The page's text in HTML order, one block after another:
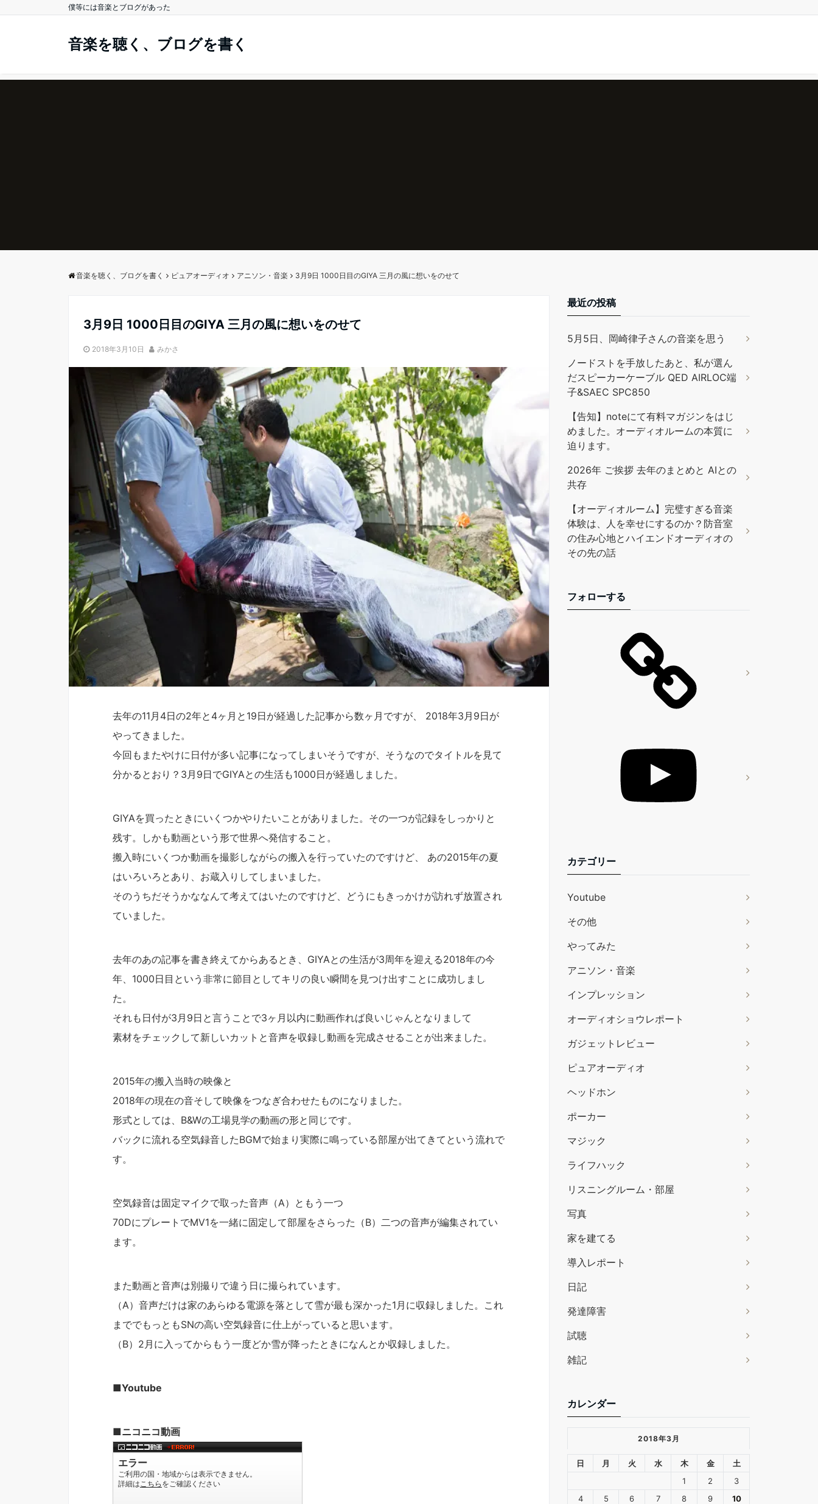
僕等には音楽とブログがあった
音楽を聴く、ブログを書く
音楽を聴く、ブログを書く ピュアオーディオ アニソン・音楽 3月9日 1000日目のGIYA 三月の風に想いをのせて
3月9日 1000日目のGIYA 三月の風に想いをのせて
2018年3月10日 みかさ
去年の11月4日の2年と4ヶ月と19日が経過した記事から数ヶ月ですが、 2018年3月9日が
やってきました。
今回もまたやけに日付が多い記事になってしまいそうですが、そうなのでタイトルを見て
分かるとおり？3月9日でGIYAとの生活も1000日が経過しました。
GIYAを買ったときにいくつかやりたいことがありました。その一つが記録をしっかりと
残す。しかも動画という形で世界へ発信すること。
搬入時にいくつか動画を撮影しながらの搬入を行っていたのですけど、 あの2015年の夏
はいろいろとあり、お蔵入りしてしまいました。
そのうちだそうかななんて考えてはいたのですけど、どうにもきっかけが訪れず放置され
ていました。
去年のあの記事を書き終えてからあるとき、GIYAとの生活が3周年を迎える2018年の今
年、1000日目という非常に節目としてキリの良い瞬間を見つけ出すことに成功しまし
た。
それも日付が3月9日と言うことで3ヶ月以内に動画作れば良いじゃんとなりまして
素材をチェックして新しいカットと音声を収録し動画を完成させることが出来ました。
2015年の搬入当時の映像と
2018年の現在の音そして映像をつなぎ合わせたものになりました。
形式としては、B&Wの工場見学の動画の形と同じです。
バックに流れる空気録音したBGMで始まり実際に鳴っている部屋が出てきてという流れで
す。
空気録音は固定マイクで取った音声（A）ともう一つ
70DにプレートでMV1を一緒に固定して部屋をさらった（B）二つの音声が編集されてい
ます。
また動画と音声は別撮りで違う日に撮られています。
（A）音声だけは家のあらゆる電源を落として雪が最も深かった1月に収録しました。これ
まででもっともSNの高い空気録音に仕上がっていると思います。
（B）2月に入ってからもう一度どか雪が降ったときになんとか収録しました。
■Youtube
■ニコニコ動画
最近の投稿
5月5日、岡崎律子さんの音楽を思う
ノードストを手放したあと、私が選ん
だスピーカーケーブル QED AIRLOC端
子&SAEC SPC850
【告知】noteにて有料マガジンをはじ
めました。オーディオルームの本質に
迫ります。
2026年 ご挨拶 去年のまとめと AIとの
共存
【オーディオルーム】完璧すぎる音楽
体験は、人を幸せにするのか？防音室
の住み心地とハイエンドオーディオの
その先の話
フォローする
カテゴリー
Youtube
その他
やってみた
アニソン・音楽
インプレッション
オーディオショウレポート
ガジェットレビュー
ピュアオーディオ
ヘッドホン
ポーカー
マジック
ライフハック
リスニングルーム・部屋
写真
家を建てる
導入レポート
日記
発達障害
試聴
雑記
カレンダー
2018年3月
日 月 火 水 木 金
土
1
2
3
4
5 6 7 8 9
10